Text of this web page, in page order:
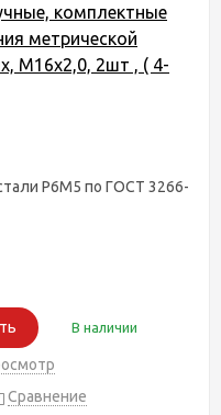
комплектные
метрической
М16х2,0, 2шт , ( 4-
Р6М5 по ГОСТ 3266-
В наличии
Сравнение